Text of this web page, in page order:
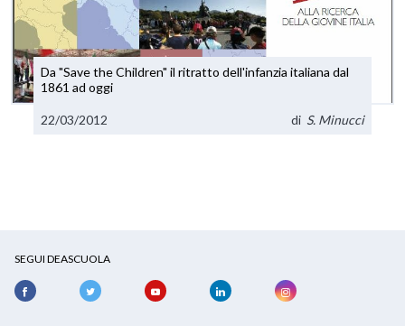
Da "Save the Children" il ritratto dell'infanzia italiana dal
1861 ad oggi
22/03/2012 di S. Minucci
SEGUI DEASCUOLA